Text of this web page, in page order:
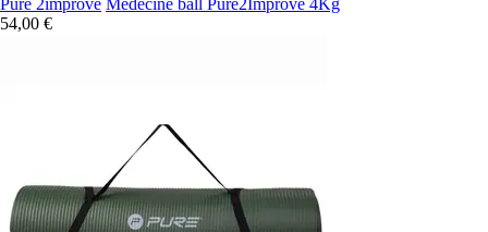
Pure 2improve Medecine ball Pure2Improve 4Kg
54,00 €